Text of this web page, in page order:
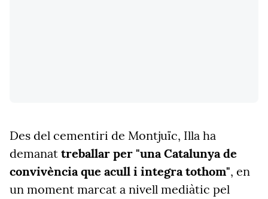
Des del cementiri de Montjuïc, Illa ha
demanat treballar per "una Catalunya de
convivència que acull i integra tothom", en
un moment marcat a nivell mediàtic pel